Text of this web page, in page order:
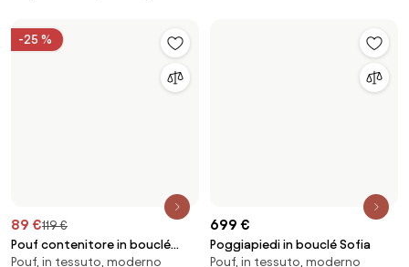
599 €
Poggiapiedi XL in teddy bouclé
849 €
Poggiapiedi da divano in bouclé